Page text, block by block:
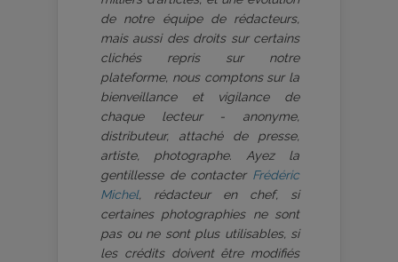
de notre équipe de rédacteurs,
mais aussi des droits sur certains
clichés repris sur notre
plateforme, nous comptons sur la
bienveillance et vigilance de
chaque lecteur - anonyme,
distributeur, attaché de presse,
artiste, photographe. Ayez la
gentillesse de contacter Frédéric
Michel, rédacteur en chef, si
certaines photographies ne sont
pas ou ne sont plus utilisables, si
les crédits doivent être modifiés